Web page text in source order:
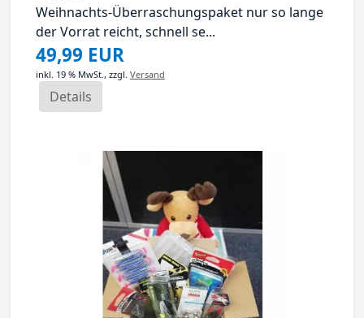
Weihnachts-Überraschungspaket nur so lange
der Vorrat reicht, schnell se...
49,99 EUR
inkl. 19 % MwSt., zzgl. Versand
Details